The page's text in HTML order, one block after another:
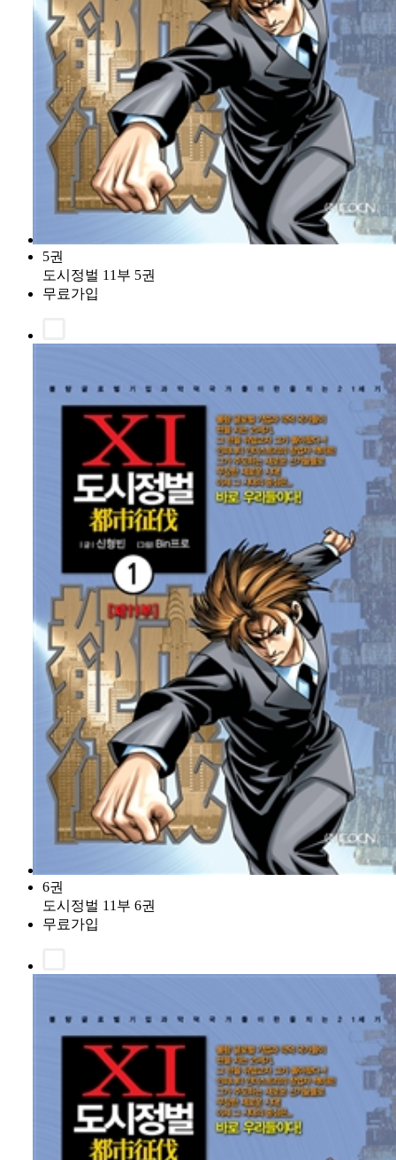
5권
도시정벌 11부 5권
무료가입
6권
도시정벌 11부 6권
무료가입